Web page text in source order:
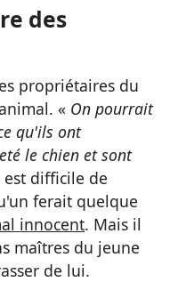
des
propriétaires du
« On pourrait
qu'ils ont
le chien et sont
difficile de
ferait quelque
innocent. Mais il
maîtres du jeune
de lui.